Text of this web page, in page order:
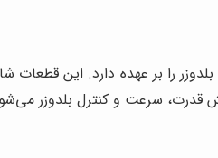
را بر عهده دارد. این
قدرت، سرعت و کنترل بلدوزر